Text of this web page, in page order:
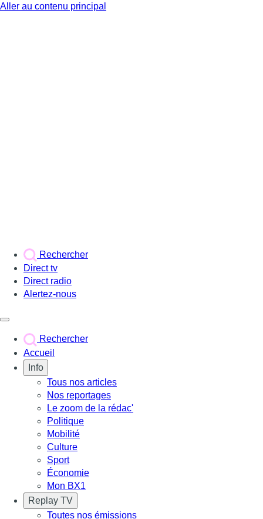
Aller au contenu principal
Rechercher
Direct tv
Direct radio
Alertez-nous
Rechercher
Accueil
Info
Tous nos articles
Nos reportages
Le zoom de la rédac'
Politique
Mobilité
Culture
Sport
Économie
Mon BX1
Replay TV
Toutes nos émissions